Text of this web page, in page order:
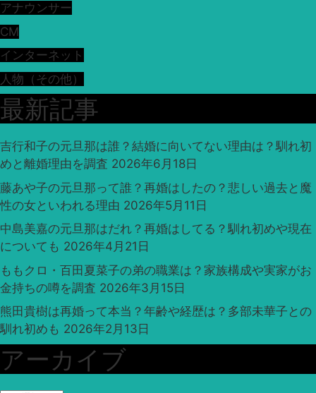
アナウンサー
CM
インターネット
人物（その他）
最新記事
吉行和子の元旦那は誰？結婚に向いてない理由は？馴れ初
めと離婚理由を調査 2026年6月18日
藤あや子の元旦那って誰？再婚はしたの？悲しい過去と魔
性の女といわれる理由 2026年5月11日
中島美嘉の元旦那はだれ？再婚はしてる？馴れ初めや現在
についても 2026年4月21日
ももクロ・百田夏菜子の弟の職業は？家族構成や実家がお
金持ちの噂を調査 2026年3月15日
熊田貴樹は再婚って本当？年齢や経歴は？多部未華子との
馴れ初めも 2026年2月13日
アーカイブ